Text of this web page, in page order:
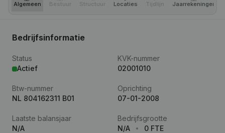
Algemeen Bestuur Structuur Locaties Tijdlijn Jaar­rekeningen
Bedrijfsinformatie
Status
Actief
KVK-nummer
02001010
Btw-nummer
NL 804162311 B01
Oprichting
07-01-2008
Laatste balansjaar
N/A
Bedrijfsgrootte
N/A
0 FTE